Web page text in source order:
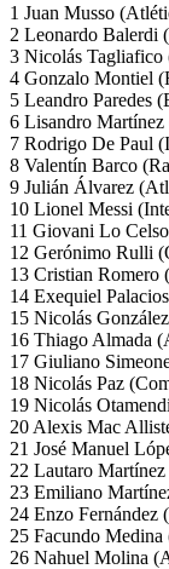
1 Juan Musso
2 Leonardo Balerdi
3 Nicolás
4 Gonzalo Montiel
5 Leandro Paredes
6 Lisandro
7 Rodrigo De Paul
8 Valentín Barco
9 Julián Álvarez
10 Lionel Messi
11 Giovani Lo
12 Gerónimo Rulli
13 Cristian Romero
14 Exequiel
15 Nicolás
16 Thiago Almada
17 Giuliano
18 Nicolás Paz
19 Nicolás
20 Alexis Mac
21 José Manuel
22 Lautaro
23 Emiliano
24 Enzo Fernández
25 Facundo
26 Nahuel Molina